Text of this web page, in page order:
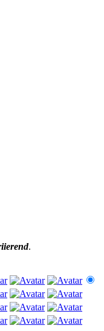
.